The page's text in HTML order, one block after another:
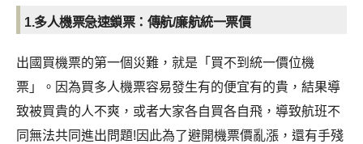
1.多人機票急速鎖票：傳航/廉航統一票價
出國買機票的第一個災難，就是「買不到統一價位機
票」。因為買多人機票容易發生有的便宜有的貴，結果導
致被買貴的人不爽，或者大家各自買各自飛，導致航班不
同無法共同進出問題!因此為了避開機票價亂漲，還有手殘